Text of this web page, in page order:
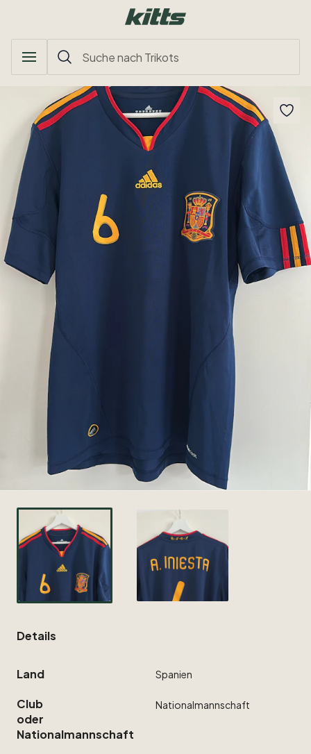
Details
Land Spanien
Club
oder
Nationalmannschaft
Nationalmannschaft